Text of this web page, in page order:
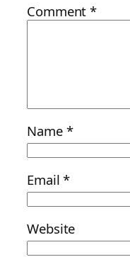
Comment*
Name *
Email*
Website